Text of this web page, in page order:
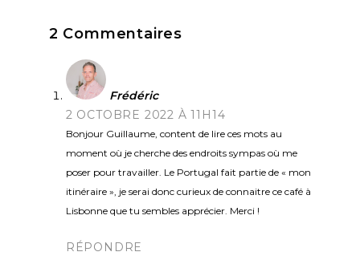
2 Commentaires
Frédéric
2 OCTOBRE 2022 À 11H14
Bonjour Guillaume, content de lire ces mots au
moment où je cherche des endroits sympas où me
poser pour travailler. Le Portugal fait partie de « mon
itinéraire », je serai donc curieux de connaitre ce café à
Lisbonne que tu sembles apprécier. Merci !
RÉPONDRE